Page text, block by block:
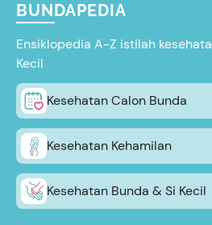
BUNDAPEDIA
Ensiklopedia A-Z istilah
Kecil
Kesehatan Calon Bunda
Kesehatan Kehamilan
Kesehatan Bunda & Si Kecil